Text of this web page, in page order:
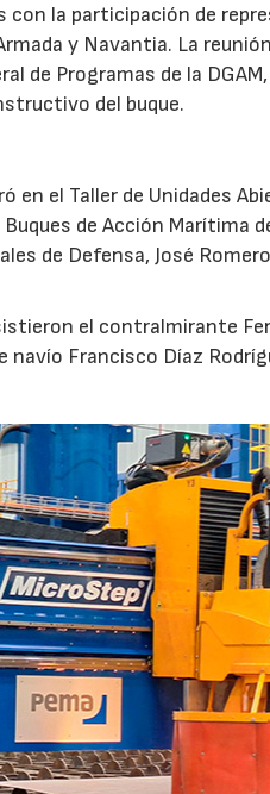
con la participación de
y Navantia. La
de Programas de la
del buque.
en el Taller de Unidades
de Acción Marítima
de Defensa, José
el contralmirante
navío Francisco Díaz